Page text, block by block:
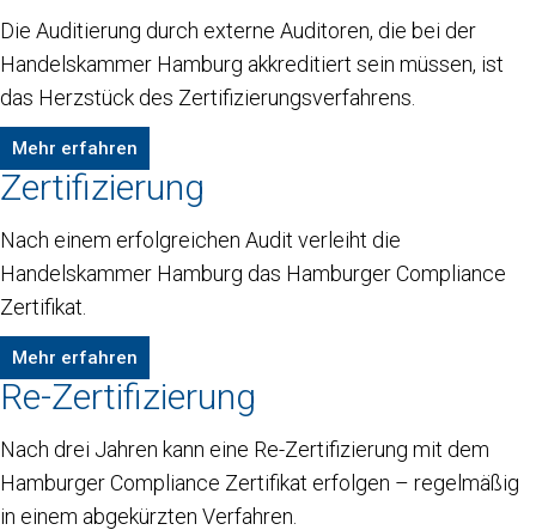
Die Auditierung durch externe Auditoren, die bei der
Handelskammer Hamburg akkreditiert sein müssen, ist
das Herzstück des Zertifizierungsverfahrens.
Mehr erfahren
Zertifizierung
Nach einem erfolgreichen Audit verleiht die
Handelskammer Hamburg das Hamburger Compliance
Zertifikat.
Mehr erfahren
Re-Zertifizierung
Nach drei Jahren kann eine Re-Zertifizierung mit dem
Hamburger Compliance Zertifikat erfolgen – regelmäßig
in einem abgekürzten Verfahren.